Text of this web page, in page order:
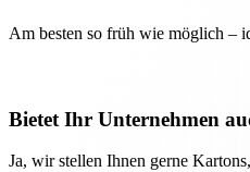
Am besten so früh wie möglich –
Bietet Ihr Unternehmen
Ja, wir stellen Ihnen gerne